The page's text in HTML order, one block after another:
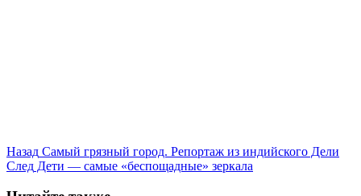
Назад Самый грязный город. Репортаж из индийского Дели
След Дети — самые «беспощадные» зеркала